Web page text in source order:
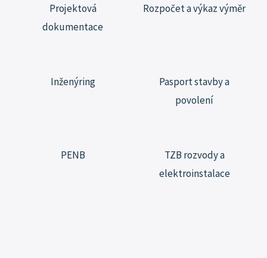
Projektová
dokumentace
Rozpočet a výkaz výměr
Inženýring
Pasport stavby a
povolení
PENB
TZB rozvody a
elektroinstalace